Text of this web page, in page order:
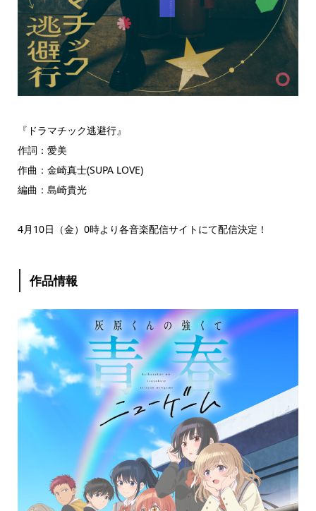
『ドラマチック逃避行』
作詞：愛美
作曲：金崎真士(SUPA LOVE)
編曲：島崎貴光
4月10日（金）0時より各音楽配信サイトにて配信決定！
作品情報